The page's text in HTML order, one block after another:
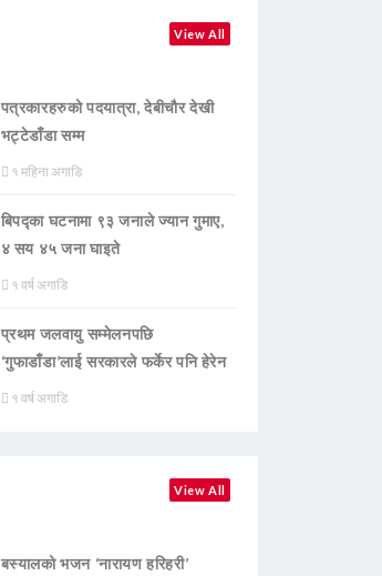
View All
पत्रकारहरुको पदयात्रा, देबीचौर देखी
भट्टेडाँडा सम्म
१ महिना अगाडि
बिपद्का घटनामा ९३ जनाले ज्यान गुमाए,
४ सय ४५ जना घाइते
१ वर्ष अगाडि
प्रथम जलवायु सम्मेलनपछि
‘गुफाडाँडा’लाई सरकारले फर्केर पनि हेरेन
१ वर्ष अगाडि
View All
बस्यालको भजन ‘नारायण हरिहरी’